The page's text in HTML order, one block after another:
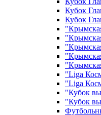
Кубок
Кубок
"Liga
"Liga
"Кубок
"Кубок